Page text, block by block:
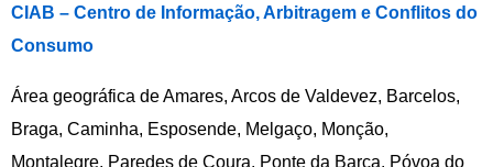
CIAB – Centro de Informação, Arbitragem e Conflitos do
Consumo
Área geográfica de Amares, Arcos de Valdevez, Barcelos,
Braga, Caminha, Esposende, Melgaço, Monção,
Montalegre, Paredes de Coura, Ponte da Barca, Póvoa do